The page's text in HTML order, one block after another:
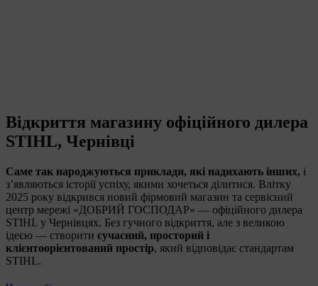
Відкриття магазину офіційного дилера
STIHL, Чернівці
Саме так народжуються приклади, які надихають інших, і
з’являються історії успіху, якими хочеться ділитися. Влітку
2025 року відкрився новий фірмовий магазин та сервісний
центр мережі «ДОБРИЙ ГОСПОДАР» — офіційного дилера
STIHL у Чернівцях. Без гучного відкриття, але з великою
ідеєю — створити сучасний, просторий і
клієнтоорієнтований простір, який відповідає стандартам
STIHL.